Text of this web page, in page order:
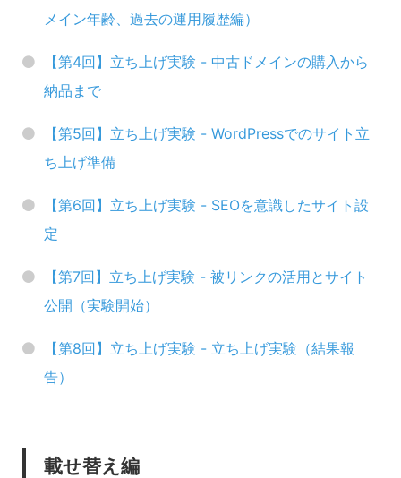
メイン年齢、過去の運用履歴編）
【第4回】立ち上げ実験 - 中古ドメインの購入から
納品まで
【第5回】立ち上げ実験 - WordPressでのサイト立
ち上げ準備
【第6回】立ち上げ実験 - SEOを意識したサイト設
定
【第7回】立ち上げ実験 - 被リンクの活用とサイト
公開（実験開始）
【第8回】立ち上げ実験 - 立ち上げ実験（結果報
告）
載せ替え編